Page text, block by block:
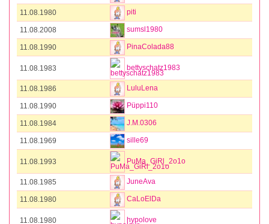
11.08.1980 piti
11.08.2008 sumsl1980
11.08.1990 PinaColada88
11.08.1983 bettyschatz1983
11.08.1986 LuluLena
11.08.1990 Püppi110
11.08.1984 J.M.0306
11.08.1969 sille69
11.08.1993 PuMa_GiRl_2o1o
11.08.1985 JuneAva
11.08.1980 CaLoElDa
11.08.1980 hypolove